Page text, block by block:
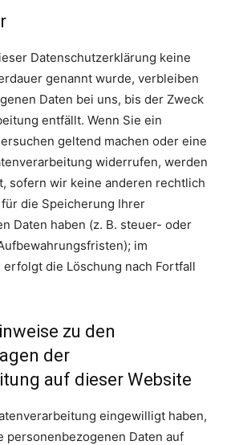
Datenschutzerklärung keine
genannt wurde, verbleiben
Daten bei uns, bis der Zweck
entfällt. Wenn Sie ein
geltend machen oder eine
widerrufen, werden
sofern wir keine anderen rechtlich
die Speicherung Ihrer
Daten haben (z. B. steuer- oder
im
die Löschung nach Fortfall
zu den
der
auf dieser Website
eingewilligt haben,
personenbezogenen Daten auf